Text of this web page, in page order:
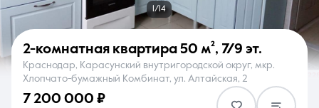
О компании Контакты
1/14
2-комнатная квартира 50 м², 7/9 эт.
Краснодар, Карасунский внутригородской округ, мкр.
Хлопчато-бумажный Комбинат, ул. Алтайская, 2
7 200 000 ₽